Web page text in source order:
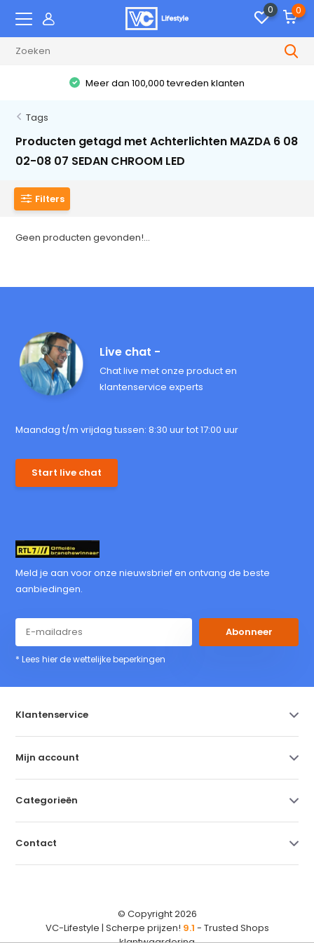
0 0
Meer dan 100,000 tevreden klanten
Tags
Producten getagd met Achterlichten MAZDA 6 08
02-08 07 SEDAN CHROOM LED
Filters
Geen producten gevonden!...
Live chat -
Chat live met onze product en
klantenservice experts
Maandag t/m vrijdag tussen: 8:30 uur tot 17:00 uur
Start live chat
Meld je aan voor onze nieuwsbrief en ontvang de beste
aanbiedingen.
Abonneer
* Lees hier de wettelijke beperkingen
Klantenservice
Mijn account
Categorieën
Contact
© Copyright 2026
VC-Lifestyle | Scherpe prijzen! 9.1 - Trusted Shops